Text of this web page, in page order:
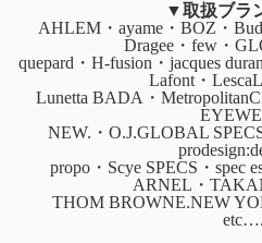
▼取扱ブラ
AHLEM・ayame・BOZ・
Dragee・few・
quepard・H-fusion・jacques
Lafont・
Lunetta BADA・
NEW.・O.J.GLOBAL
propo・Scye SPECS・spec
ARNEL・
THOM BROWNE.NEW
etc….